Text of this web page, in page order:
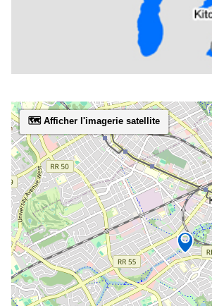
🗺️ Afficher l'imagerie satellite